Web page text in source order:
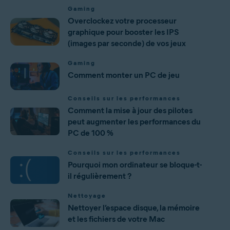
Gaming
Overclockez votre processeur
graphique pour booster les IPS
(images par seconde) de vos jeux
Gaming
Comment monter un PC de jeu
Conseils sur les performances
Comment la mise à jour des pilotes
peut augmenter les performances du
PC de 100 %
Conseils sur les performances
Pourquoi mon ordinateur se bloque-t-
il régulièrement ?
Nettoyage
Nettoyer l’espace disque, la mémoire
et les fichiers de votre Mac